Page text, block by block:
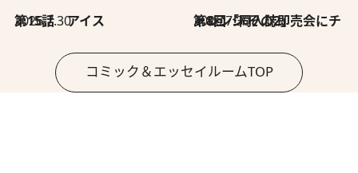
2026.7.30
第15話 アイス 2026.7.30
第8回「同人誌即売会にチャレンジ その2」
コミック＆エッセイルームTOP